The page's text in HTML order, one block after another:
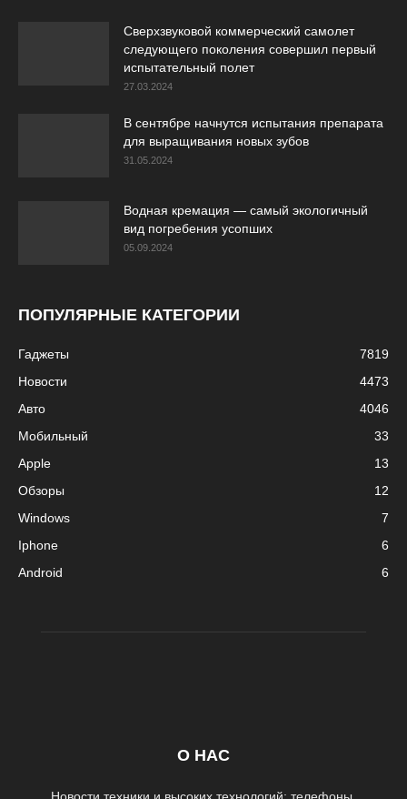
Сверхзвуковой коммерческий самолет
следующего поколения совершил первый
испытательный полет
27.03.2024
В сентябре начнутся испытания препарата
для выращивания новых зубов
31.05.2024
Водная кремация — самый экологичный
вид погребения усопших
05.09.2024
ПОПУЛЯРНЫЕ КАТЕГОРИИ
Гаджеты
7819
Новости
4473
Авто
4046
Мобильный
33
Apple
13
Обзоры
12
Windows
7
Iphone
6
Android
6
О НАС